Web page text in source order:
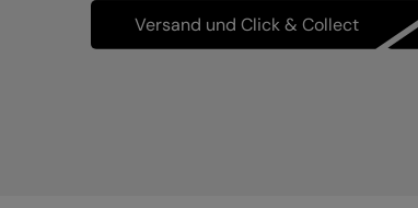
Versand und Click & Collect